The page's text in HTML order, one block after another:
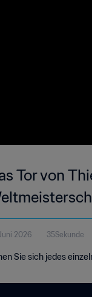
Tor von
2026 35Sekunde
Sie sich jedes